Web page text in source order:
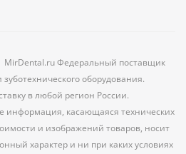
Федеральный поставщик
зуботехнического оборудования.
в любой регион России.
информация, касающаяся технических
и изображений товаров, носит
характер и ни при каких условиях